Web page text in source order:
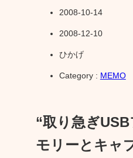
2008-10-14
2008-12-10
ひかげ
Category : MEMO
“取り急ぎ
モリーとキャ